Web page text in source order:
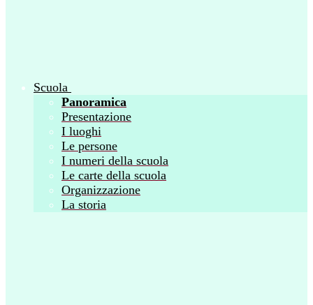
Scuola
Panoramica
Presentazione
I luoghi
Le persone
I numeri della scuola
Le carte della scuola
Organizzazione
La storia